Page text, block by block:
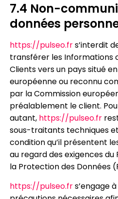
7.4 Non-
données
https://pulseo.frs’interdit
transférer les Informations
Clients vers un pays situé
européenne ou reconnu
par la Commission
préalablement le client.
autant, https://pulseo.fr
sous-traitants techniques
condition qu’il présentent
au regard des exigences
la Protection des Données
https://pulseo.frs’engage